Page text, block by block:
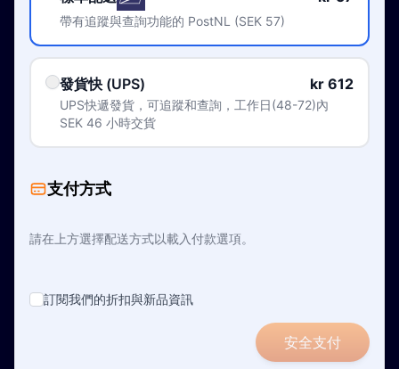
帶有追蹤與查詢功能的 PostNL (SEK 57)
發貨快 (UPS) kr 612
UPS快遞發貨，可追蹤和查詢，工作日(48-72)內
SEK 46 小時交貨
支付方式
請在上方選擇配送方式以載入付款選項。
訂閱我們的折扣與新品資訊
安全支付